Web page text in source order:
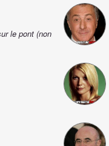
le pont (non